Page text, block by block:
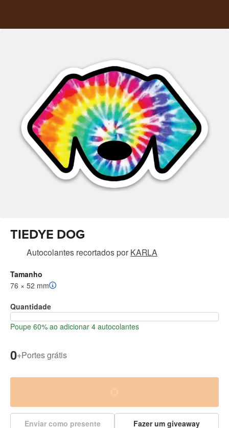
TIEDYE DOG
Autocolantes recortadospor KARLA
Tamanho
76 × 52 mm
Quantidade
Poupe 60% ao adicionar 4 autocolantes
0+Portes grátis
Enviar como presente Fazer um giveaway